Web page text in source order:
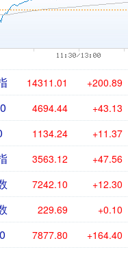
14311.01 +200.89
4694.44 +43.13
1134.24 +11.37
3563.12 +47.56
7242.10 +12.30
229.69 +0.10
7877.80 +164.40